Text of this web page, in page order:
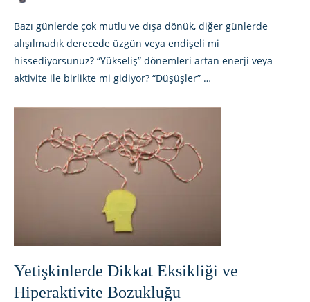
Bazı günlerde çok mutlu ve dışa dönük, diğer günlerde
alışılmadık derecede üzgün veya endişeli mi
hissediyorsunuz? “Yükseliş” dönemleri artan enerji veya
aktivite ile birlikte mi gidiyor? “Düşüşler” …
Yetişkinlerde Dikkat Eksikliği ve
Hiperaktivite Bozukluğu